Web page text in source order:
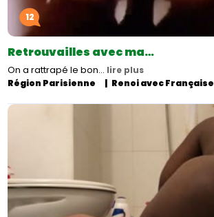
12
Retrouvailles avec ma…
On a rattrapé le bon… lire plus
Région Parisienne
Renoi avec Française